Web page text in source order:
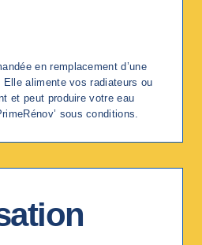
en remplacement d’une
alimente vos radiateurs ou
et peut produire votre eau
sous conditions.